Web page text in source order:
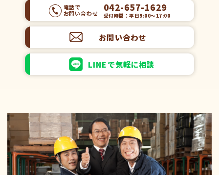
電話で
お問い合わせ
042-657-1629
受付時間：平日9:00～17:00
お問い合わせ
LINEで気軽に相談